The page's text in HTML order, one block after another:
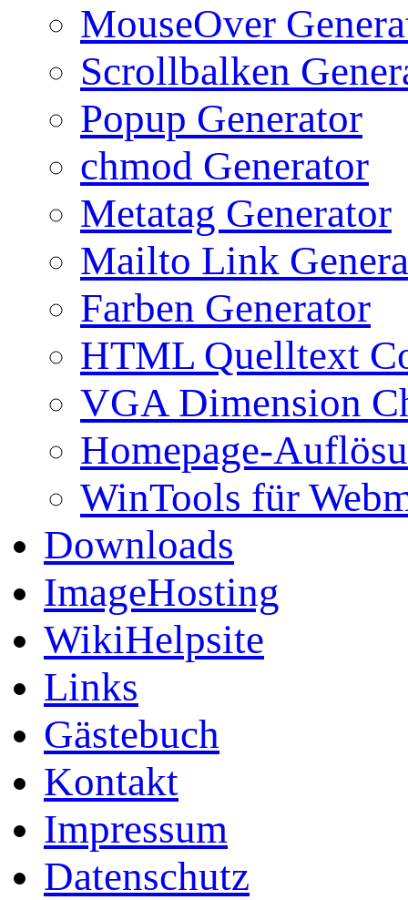
MouseOver
Scrollbalken
Popup Generator
chmod Generator
Metatag Generator
Mailto Link
Farben Generator
HTML Quelltext
VGA Dimension
Homepage-
WinTools für
Downloads
ImageHosting
WikiHelpsite
Links
Gästebuch
Kontakt
Impressum
Datenschutz